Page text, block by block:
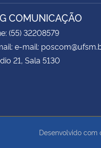
COMUNICAÇÃO
(55) 32208579
e-mail:
21, Sala 5130
Desenvolvido